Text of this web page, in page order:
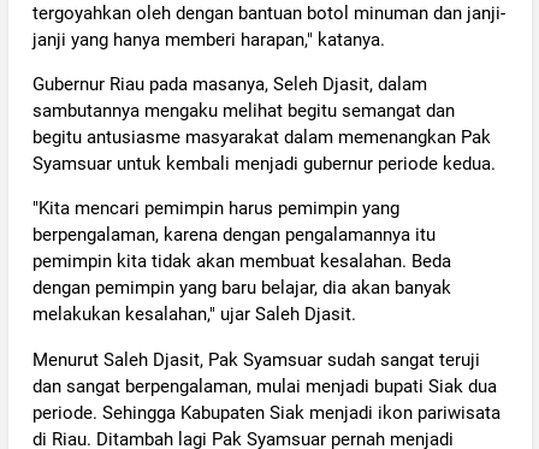
tergoyahkan oleh dengan bantuan botol minuman dan janji-
janji yang hanya memberi harapan," katanya.
Gubernur Riau pada masanya, Seleh Djasit, dalam
sambutannya mengaku melihat begitu semangat dan
begitu antusiasme masyarakat dalam memenangkan Pak
Syamsuar untuk kembali menjadi gubernur periode kedua.
"Kita mencari pemimpin harus pemimpin yang
berpengalaman, karena dengan pengalamannya itu
pemimpin kita tidak akan membuat kesalahan. Beda
dengan pemimpin yang baru belajar, dia akan banyak
melakukan kesalahan," ujar Saleh Djasit.
Menurut Saleh Djasit, Pak Syamsuar sudah sangat teruji
dan sangat berpengalaman, mulai menjadi bupati Siak dua
periode. Sehingga Kabupaten Siak menjadi ikon pariwisata
di Riau. Ditambah lagi Pak Syamsuar pernah menjadi